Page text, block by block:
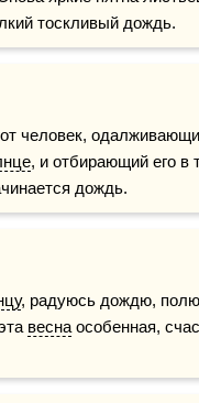
тоскливый дождь.
человек,
, и отбирающий его в
дождь.
, радуюсь дождю,
весна особенная,